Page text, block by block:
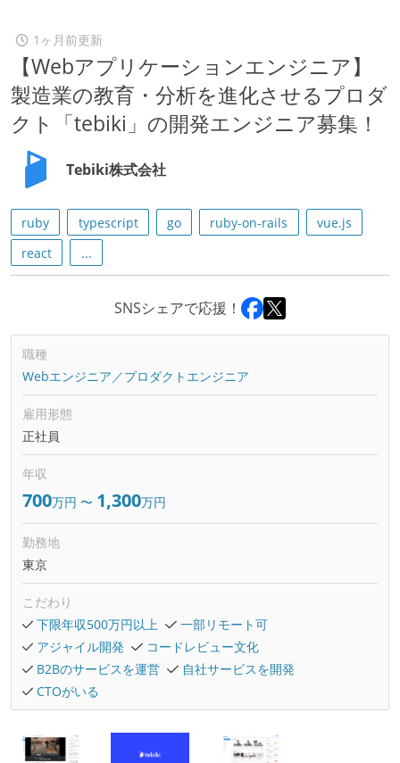
1ヶ月前更新
【Webアプリケーションエンジニア】
製造業の教育・分析を進化させるプロダ
クト「tebiki」の開発エンジニア募集！
Tebiki株式会社
ruby typescript go ruby-on-rails
vue.js
react
...
SNSシェアで応援！
職種
Webエンジニア／プロダクトエンジニア
雇用形態
正社員
年収
700万円 〜 1,300万円
勤務地
東京
こだわり
下限年収500万円以上
一部リモート可
アジャイル開発
コードレビュー文化
B2Bのサービスを運営
自社サービスを開発
CTOがいる